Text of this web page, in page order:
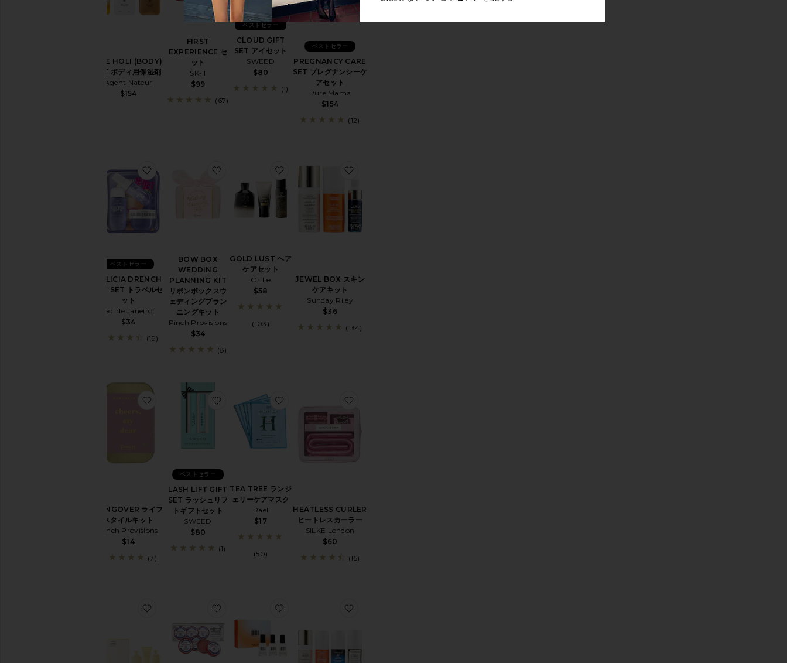
THE HOLI (BODY)
KIT ボディ用保湿剤
Agent Nateur
$154
FIRST
EXPERIENCE セ
ット
SK-II
$99
(67)
CLOUD GIFT
SET アイセット
SWEED
$80
ベストセラー
(1)
PREGNANCY CARE
SET プレグナンシーケ
アセット
Pure Mama
$154
ベストセラー
(12)
DELICIA DRENCH
JET SET トラベルセ
ット
Sol de Janeiro
$34
ベストセラー
お気に入りDELICIA DRENCH JET SET トラベルセット
(19)
BOW BOX
WEDDING
PLANNING KIT
リボンボックスウ
ェディングプラン
ニングキット
Pinch Provisions
$34
お気に入りBOW BOX WEDDING PLANNING KIT リボンボックスウェディングプランニングキット
(8)
GOLD LUST ヘア
ケアセット
Oribe
$58
お気に入りGOLD LUST ヘアケアセット
(103)
JEWEL BOX スキン
ケアキット
Sunday Riley
$36
(134)
HANGOVER ライフ
スタイルキット
Pinch Provisions
$14
お気に入りHANGOVER ライフスタイルキット
(7)
LASH LIFT GIFT
SET ラッシュリフ
トギフトセット
SWEED
$80
ベストセラー
お気に入りLASH LIFT GIFT SET ラッシュリフトギフトセット
(1)
TEA TREE ランジ
ェリーケアマスク
Rael
$17
お気に入りTEA TREE ランジェリーケアマスク
(50)
HEATLESS CURLER
ヒートレスカーラー
SILKE London
$60
(15)
お気に入りHAIR ALCHEMY DISCOVERY SET ヘアセット
お気に入りROSE SALVE TIN TRIO ローズサルブ缶 3個入り
お気に入りDeluxe Trio Set